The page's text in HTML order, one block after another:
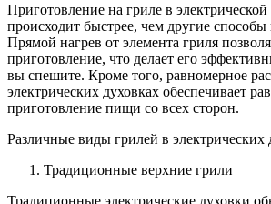
Приготовление на гриле в электрической
происходит быстрее, чем другие способы
Прямой нагрев от элемента гриля
приготовление, что делает его
вы спешите. Кроме того, равномерное
электрических духовках обеспечивает
приготовление пищи со всех сторон.
Различные виды грилей в электрических
Традиционные верхние грили
Традиционные электрические духовки